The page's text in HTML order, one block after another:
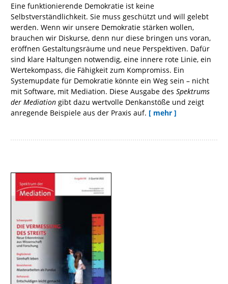
Eine funktionierende Demokratie ist keine
Selbstverständlichkeit. Sie muss geschützt und will gelebt
werden. Wenn wir unsere Demokratie stärken wollen,
brauchen wir Diskurse, denn nur diese bringen uns voran,
eröffnen Gestaltungsräume und neue Perspektiven. Dafür
sind klare Haltungen notwendig, eine innere rote Linie, ein
Wertekompass, die Fähigkeit zum Kompromiss. Ein
Systemupdate für Demokratie könnte ein Weg sein – nicht
mit Software, mit Mediation. Diese Ausgabe des Spektrums
der Mediation gibt dazu wertvolle Denkanstöße und zeigt
anregende Beispiele aus der Praxis auf. [ mehr ]